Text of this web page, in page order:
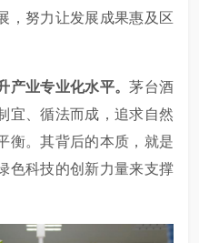
，努力让发展成果惠及区
产业专业化水平。茅台酒
宜、循法而成，追求自然
衡。其背后的本质，就是
色科技的创新力量来支撑